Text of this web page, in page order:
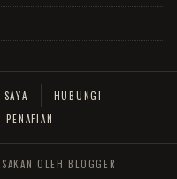
HUBUNGI
PENAFIAN
OLEH BLOGGER